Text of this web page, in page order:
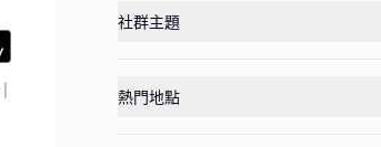
社群主題
熱門地點